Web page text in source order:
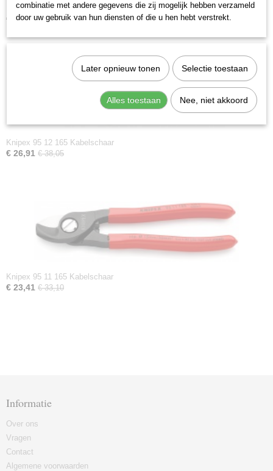
Knipex 95 05 155 SB Schaar voor elektriciens
€ 16,55 € 23,40
Knipex 95 12 165 Kabelschaar
€ 26,91 € 38,05
Knipex 95 11 165 Kabelschaar
€ 23,41 € 33,10
Informatie
Over ons
Vragen
Contact
Algemene voorwaarden
combinatie met andere gegevens die zij mogelijk hebben verzameld
door uw gebruik van hun diensten of die u hen hebt verstrekt.
Later opnieuw tonen Selectie toestaan
Alles toestaan Nee, niet akkoord